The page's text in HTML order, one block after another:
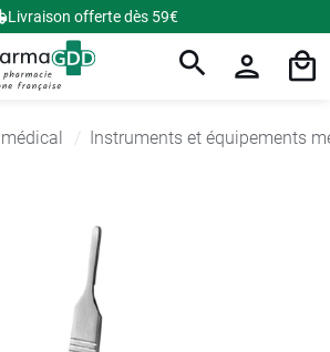
Livraison offerte dès 59€
Instruments et équipements